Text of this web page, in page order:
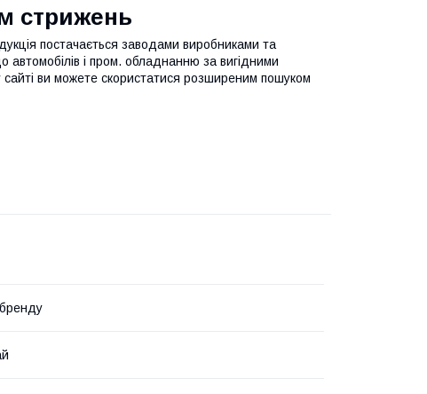
стрижень
постачається заводами виробниками та
автомобілів і пром. обладнанню за вигідними
ви можете скористатися розширеним пошуком